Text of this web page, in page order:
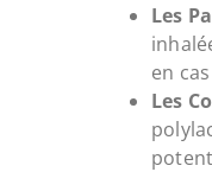
Les
en
Les